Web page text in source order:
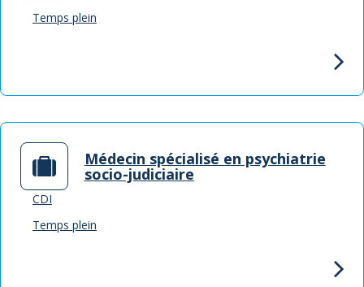
Temps plein
Médecin spécialisé en psychiatrie
socio-judiciaire
CDI
Temps plein